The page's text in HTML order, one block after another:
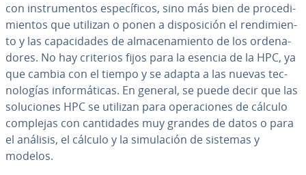
con in­s­tru­me­n­tos es­pe­cí­fi­cos, sino más bien de pro­ce­di­
mie­n­tos que utilizan o ponen a di­s­po­si­ción el re­n­di­mie­n­
to y las ca­pa­ci­da­des de al­ma­ce­na­mie­n­to de los or­de­na­
do­res. No hay criterios fijos para la esencia de la HPC, ya
que cambia con el tiempo y se adapta a las nuevas te­c­
no­lo­gías in­fo­r­má­ti­cas. En general, se puede decir que las
so­lu­cio­nes HPC se utilizan para ope­ra­cio­nes de cálculo
complejas con ca­n­ti­da­des muy grandes de datos o para
el análisis, el cálculo y la si­mu­la­ción de sistemas y
modelos.